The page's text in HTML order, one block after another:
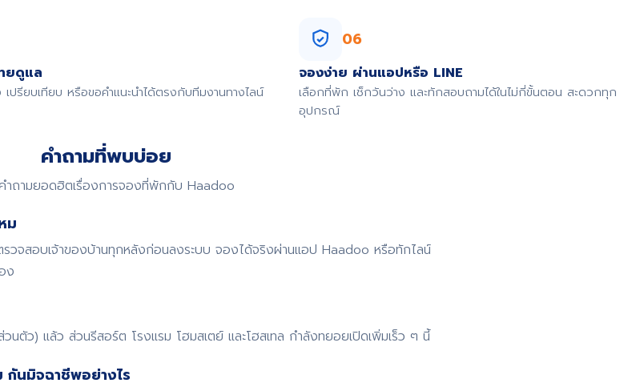
ยดูแล
ปรียบเทียบ หรือขอคำแนะนำได้ตรงกับทีมงานทางไลน์
06
จองง่าย ผ่านแอปหรือ LINE
เลือกที่พัก เช็กวันว่าง และทักสอบถามได้ในไม่กี่ขั้นตอน สะดวกทุก
อุปกรณ์
คำถามที่พบบ่อย
ำถามยอดฮิตเรื่องการจองที่พักกับ Haadoo
ม
จสอบเจ้าของบ้านทุกหลังก่อนลงระบบ จองได้จริงผ่านแอป Haadoo หรือทักไลน์
ง
ตัว) แล้ว ส่วนรีสอร์ต โรงแรม โฮมสเตย์ และโฮสเทล กำลังทยอยเปิดเพิ่มเร็ว ๆ นี้
นมิจฉาชีพอย่างไร